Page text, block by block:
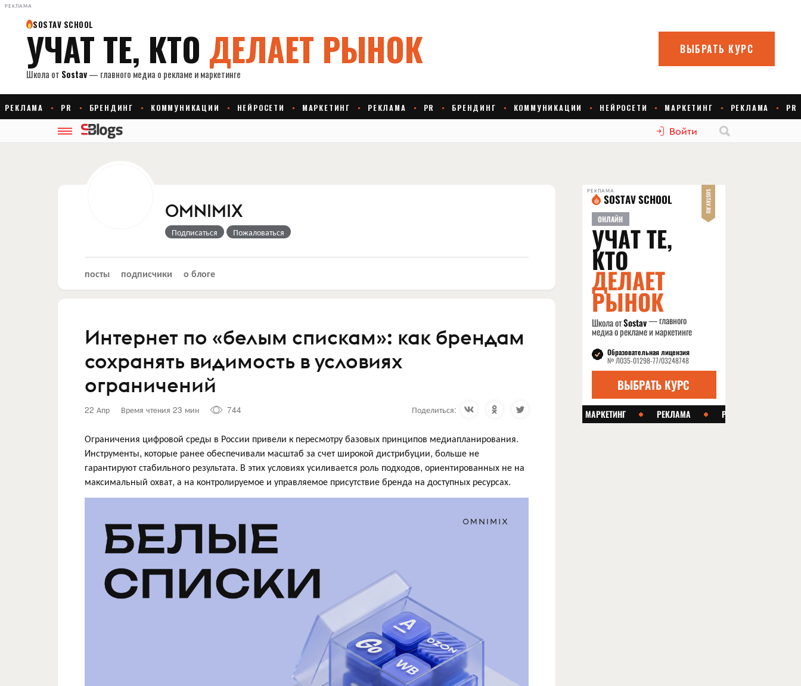
РЕКЛАМА
Войти
OMNIMIX
Подписаться Пожаловаться
посты подписчики о блоге
Интернет по «белым спискам»: как брендам
сохранять видимость в условиях
ограничений
22 Апр Время чтения 23 мин 744 Поделиться:
Ограничения цифровой среды в России привели к пересмотру базовых принципов медиапланирования.
Инструменты, которые ранее обеспечивали масштаб за счет широкой дистрибуции, больше не
гарантируют стабильного результата. В этих условиях усиливается роль подходов, ориентированных не на
максимальный охват, а на контролируемое и управляемое присутствие бренда на доступных ресурсах.
РЕКЛАМА